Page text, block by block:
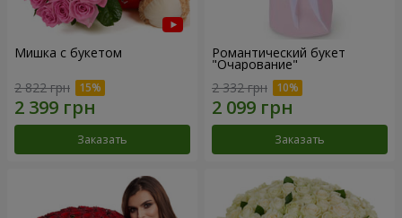
Мишка с букетом
2 822 грн
Заказать
Романтический букет
"Очарование"
2 332 грн
Заказать